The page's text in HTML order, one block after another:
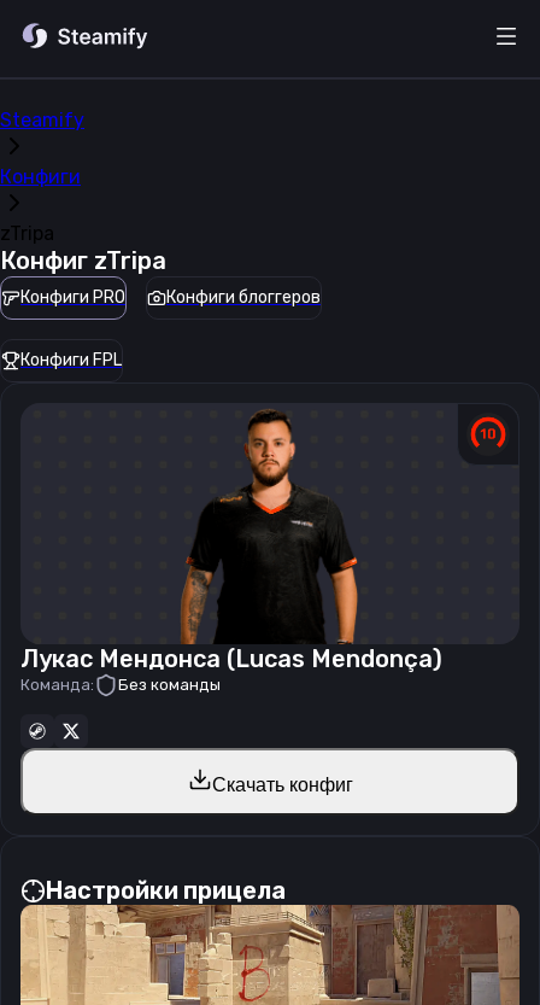
Steamify
Конфиги
zTripa
Конфиг zTripa
Конфиги PRO Конфиги блоггеров
Конфиги FPL
Лукас Мендонса (Lucas Mendonça)
Команда: Без команды
Скачать конфиг
Настройки прицела